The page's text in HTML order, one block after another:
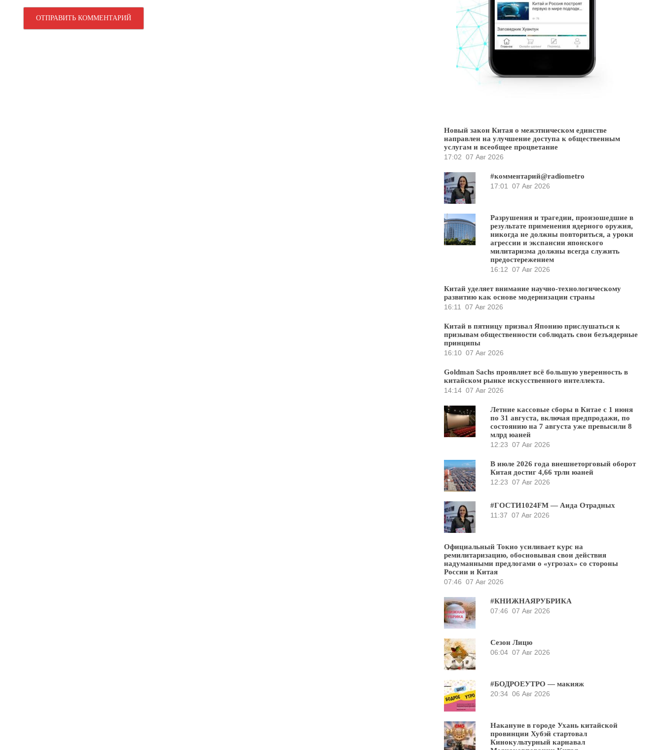
Новый закон Китая о межэтническом единстве
направлен на улучшение доступа к общественным
услугам и всеобщее процветание
17:02 07 Авг 2026
#комментарий@radiometro
17:01
07 Авг 2026
Разрушения и трагедии, произошедшие в
результате применения ядерного оружия,
никогда не должны повториться, а уроки
агрессии и экспансии японского
милитаризма должны всегда служить
предостережением
16:12 07 Авг 2026
Китай уделяет внимание научно-технологическому
развитию как основе модернизации страны
16:11
07 Авг 2026
Китай в пятницу призвал Японию прислушаться к
призывам общественности соблюдать свои безъядерные
принципы
16:10 07 Авг 2026
Goldman Sachs проявляет всё большую уверенность в
китайском рынке искусственного интеллекта.
14:14 07 Авг 2026
Летние кассовые сборы в Китае с 1 июня
по 31 августа, включая предпродажи, по
состоянию на 7 августа уже превысили 8
млрд юаней
12:23 07 Авг 2026
В июле 2026 года внешнеторговый оборот
Китая достиг 4,66 трлн юаней
12:23 07 Авг 2026
#ГОСТИ1024FM — Аида Отрадных
11:37 07 Авг 2026
Официальный Токио усиливает курс на
ремилитаризацию, обосновывая свои действия
надуманными предлогами о «угрозах» со стороны
России и Китая
07:46 07 Авг 2026
#КНИЖНАЯРУБРИКА
07:46 07 Авг 2026
Сезон Лицю
06:04 07 Авг 2026
#БОДРОЕУТРО — макияж
20:34 06 Авг 2026
Накануне в городе Ухань китайской
провинции Хубэй стартовал
Кинокультурный карнавал